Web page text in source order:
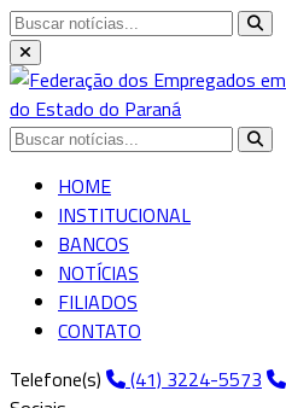
HOME
INSTITUCIONAL
BANCOS
NOTÍCIAS
FILIADOS
CONTATO
Telefone(s)
(41) 3224-5573